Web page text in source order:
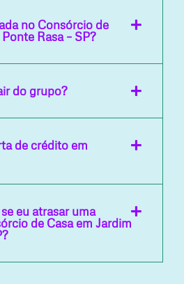
no Consórcio de
Rasa – SP?
do grupo?
de crédito em
eu atrasar uma
de Casa em Jardim